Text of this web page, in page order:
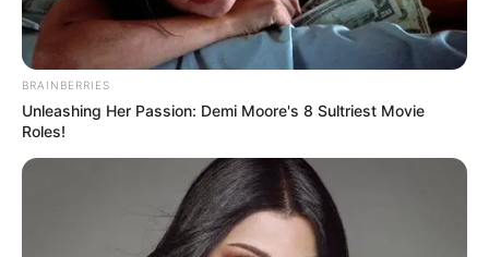
BRAINBERRIES
Unleashing Her Passion: Demi Moore's 8 Sultriest Movie
Roles!